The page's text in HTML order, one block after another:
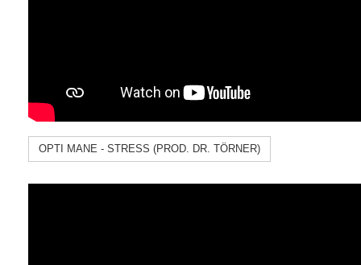
OPTI MANE - STRESS (PROD. DR. TÖRNER)